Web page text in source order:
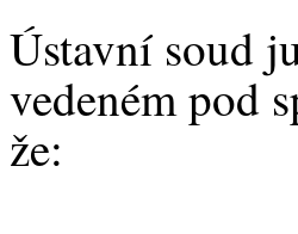
Ústavní soud
vedeném pod
že: